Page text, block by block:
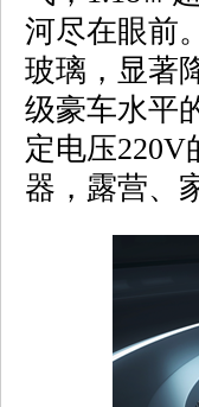
河尽在眼前
玻璃，显著
级豪车水平
定电压
器，露营、